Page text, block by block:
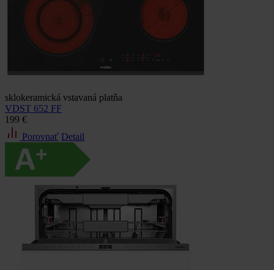
sklokeramická vstavaná platňa
VDST 652 FF
199 €
Porovnať Detail